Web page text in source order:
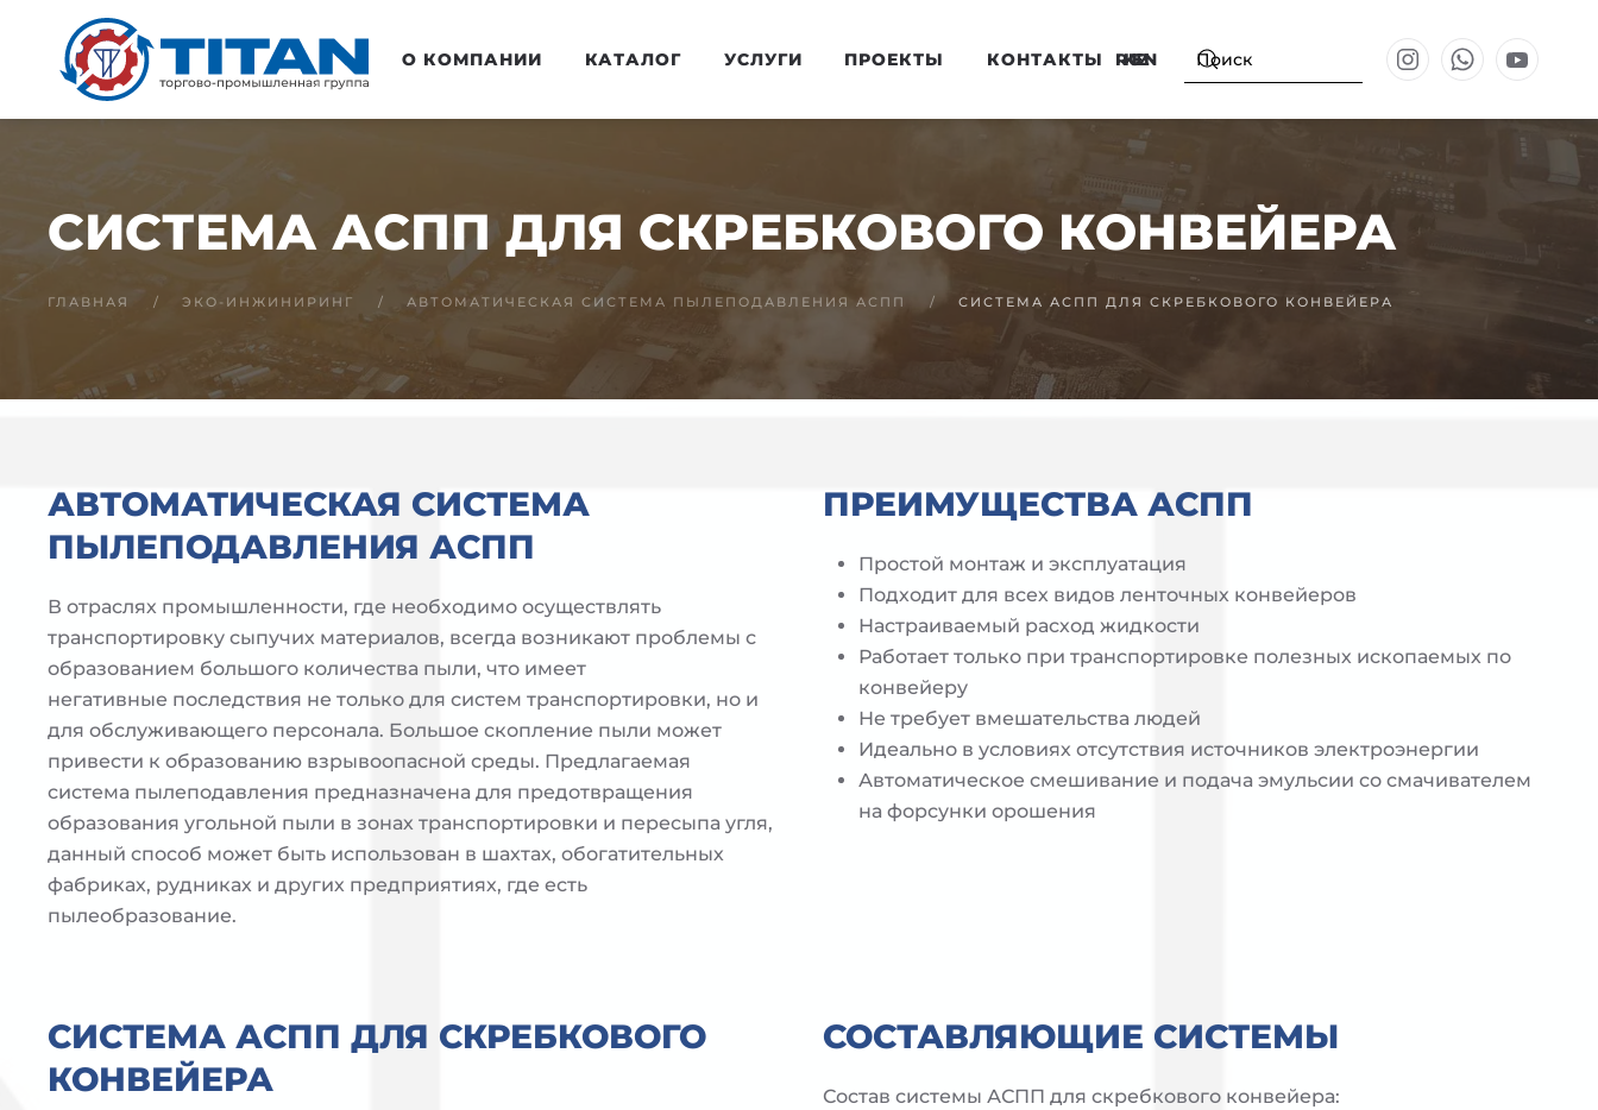
Перейти к основному содержанию О КОМПАНИИ КАТАЛОГ УСЛУГИ ПРОЕКТЫ КОНТАКТЫ RU
KZ
EN
СИСТЕМА АСПП ДЛЯ СКРЕБКОВОГО КОНВЕЙЕРА
ГЛАВНАЯ ЭКО-ИНЖИНИРИНГ АВТОМАТИЧЕСКАЯ СИСТЕМА ПЫЛЕПОДАВЛЕНИЯ АСПП СИСТЕМА АСПП ДЛЯ СКРЕБКОВОГО КОНВЕЙЕРА
АВТОМАТИЧЕСКАЯ СИСТЕМА
ПЫЛЕПОДАВЛЕНИЯ АСПП
В отраслях промышленности, где необходимо осуществлять
транспортировку сыпучих материалов, всегда возникают проблемы с
образованием большого количества пыли, что имеет
негативные последствия не только для систем транспортировки, но и
для обслуживающего персонала. Большое скопление пыли может
привести к образованию взрывоопасной среды. Предлагаемая
система пылеподавления предназначена для предотвращения
образования угольной пыли в зонах транспортировки и пересыпа угля,
данный способ может быть использован в шахтах, обогатительных
фабриках, рудниках и других предприятиях, где есть
пылеобразование.
ПРЕИМУЩЕСТВА АСПП
Простой монтаж и эксплуатация
Подходит для всех видов ленточных конвейеров
Настраиваемый расход жидкости
Работает только при транспортировке полезных ископаемых по
конвейеру
Не требует вмешательства людей
Идеально в условиях отсутствия источников электроэнергии
Автоматическое смешивание и подача эмульсии со смачивателем
на форсунки орошения
СИСТЕМА АСПП ДЛЯ СКРЕБКОВОГО
КОНВЕЙЕРА
СОСТАВЛЯЮЩИЕ СИСТЕМЫ
Состав системы АСПП для скребкового конвейера: